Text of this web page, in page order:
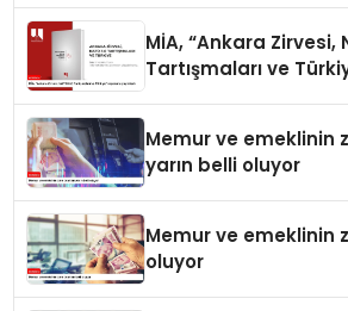
MİA, “Ankara Zirvesi,
Tartışmaları ve
Memur ve emeklinin
yarın belli oluyor
Memur ve emeklinin
oluyor